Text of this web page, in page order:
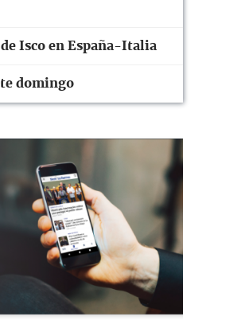
Isco en España-Italia
domingo